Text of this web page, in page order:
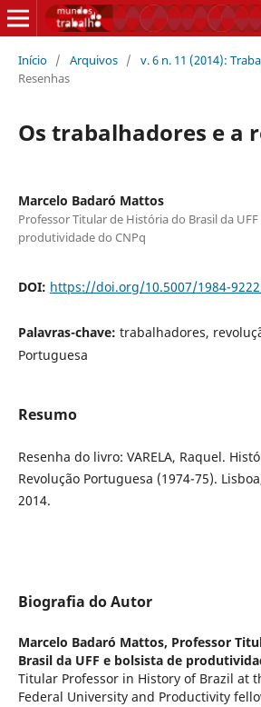
Início / Arquivos / v. 6 n. 11 (2014):
Resenhas
Os trabalhadores e a
Marcelo Badaró Mattos
Professor Titular de História do Brasil da
produtividade do CNPq
DOI: https://doi.org/10.5007/1984-
Palavras-chave: trabalhadores,
Portuguesa
Resumo
Resenha do livro: VARELA, Raquel.
Revolução Portuguesa (1974-75).
2014.
Biografia do Autor
Marcelo Badaró Mattos, Professor
Brasil da UFF e bolsista de
Titular Professor in History of Brazil at
Federal University and Productivity